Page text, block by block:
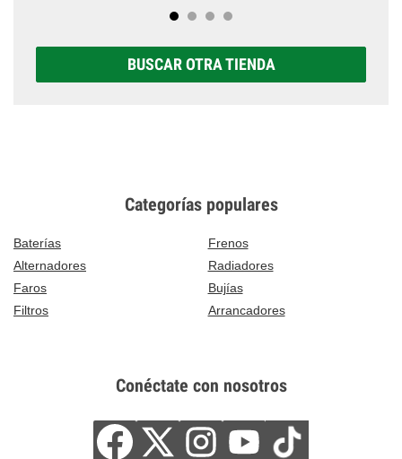
BUSCAR OTRA TIENDA
Categorías populares
Baterías
Frenos
Alternadores
Radiadores
Faros
Bujías
Filtros
Arrancadores
Conéctate con nosotros